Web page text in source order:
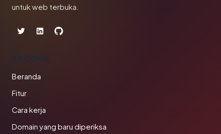
untuk web terbuka.
PRODUK
Beranda
Fitur
Cara kerja
Domain yang baru diperiksa